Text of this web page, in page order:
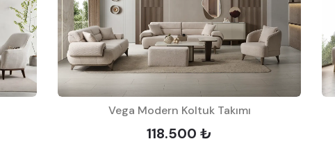
Vega Modern Koltuk Takımı
118.500 ₺